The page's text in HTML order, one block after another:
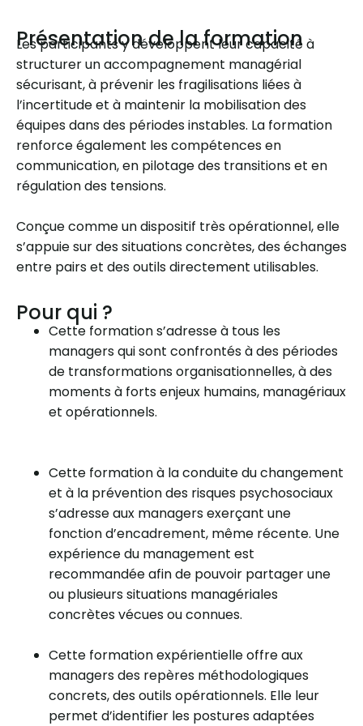
Présentation de la formation
Les participants y développent leur capacité à
structurer un accompagnement managérial
sécurisant, à prévenir les fragilisations liées à
l’incertitude et à maintenir la mobilisation des
équipes dans des périodes instables. La formation
renforce également les compétences en
communication, en pilotage des transitions et en
régulation des tensions.
Conçue comme un dispositif très opérationnel, elle
s’appuie sur des situations concrètes, des échanges
entre pairs et des outils directement utilisables.
Pour qui ?
Cette formation s’adresse à tous les
managers qui sont confrontés à des périodes
de transformations organisationnelles, à des
moments à forts enjeux humains, managériaux
et opérationnels.
Cette formation à la conduite du changement
et à la prévention des risques psychosociaux
s’adresse aux managers exerçant une
fonction d’encadrement, même récente. Une
expérience du management est
recommandée afin de pouvoir partager une
ou plusieurs situations managériales
concrètes vécues ou connues.
Cette formation expérientielle offre aux
managers des repères méthodologiques
concrets, des outils opérationnels. Elle leur
permet d’identifier les postures adaptées